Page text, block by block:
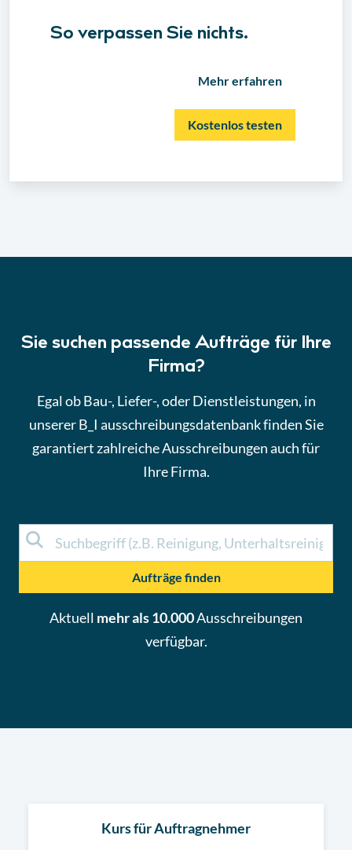
So verpassen Sie nichts.
Mehr erfahren
Kostenlos testen
Sie suchen passende Aufträge für Ihre
Firma?
Egal ob Bau-, Liefer-, oder Dienstleistungen, in
unserer B_I ausschreibungsdatenbank finden Sie
garantiert zahlreiche Ausschreibungen auch für
Ihre Firma.
Aufträge finden
Aktuell mehr als 10.000Ausschreibungen
verfügbar.
Kurs für Auftragnehmer